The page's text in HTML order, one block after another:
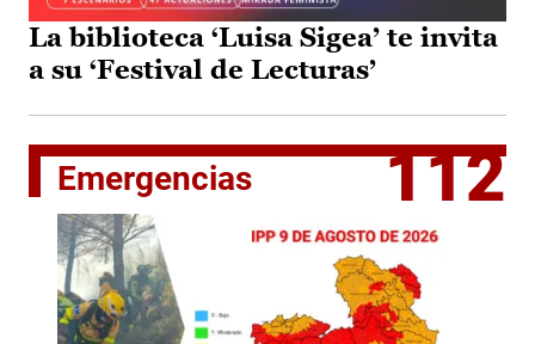
La biblioteca ‘Luisa Sigea’ te invita
a su ‘Festival de Lecturas’
Emergencias 112